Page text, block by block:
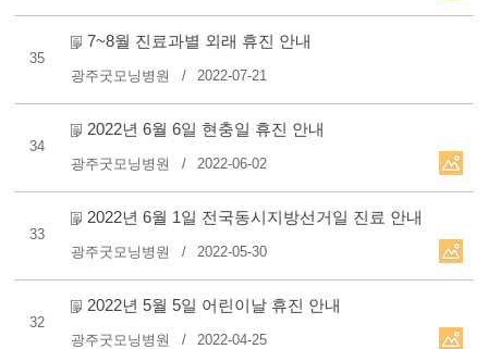
35
7~8월 진료과별 외래 휴진 안내
광주굿모닝병원 2022-07-21
34
2022년 6월 6일 현충일 휴진 안내
광주굿모닝병원 2022-06-02
33
2022년 6월 1일 전국동시지방선거일 진료 안내
광주굿모닝병원 2022-05-30
32
2022년 5월 5일 어린이날 휴진 안내
광주굿모닝병원 2022-04-25